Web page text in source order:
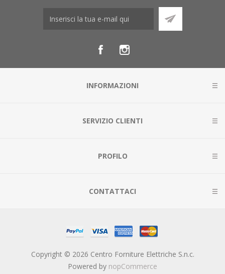
INFORMAZIONI
SERVIZIO CLIENTI
PROFILO
CONTATTACI
Copyright © 2026 Centro Forniture Elettriche S.n.c.
Powered by nopCommerce